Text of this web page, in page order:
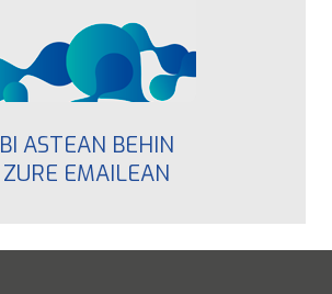
BI ASTEAN BEHIN
ZURE EMAILEAN